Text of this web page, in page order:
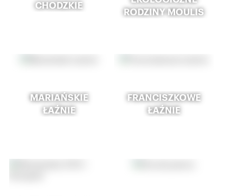
CHODZKIE
RODZINY MOULIS
MARIAŃSKIE
ŁAŹNIE
FRANCISZKOWE
ŁAŹNIE